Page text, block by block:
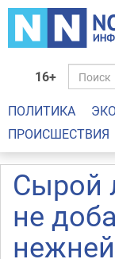
16+
ПОЛИТИКА
ПРОИСШЕСТВИЯ
Сырой
не